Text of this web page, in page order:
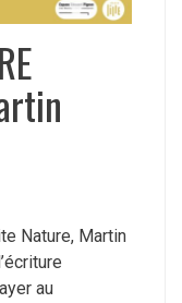
Nature, Martin
au